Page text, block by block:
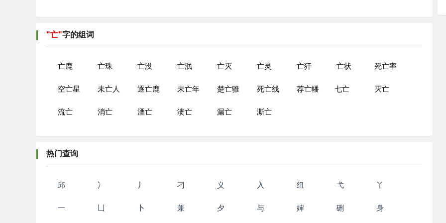
"亡"字的组词
亡鹿 亡珠 亡没 亡泯 亡灭 亡灵 亡犴 亡状 死亡率
空亡星 未亡人 逐亡鹿 未亡年 楚亡骓 死亡线 荐亡幡 七亡 灭亡
流亡 消亡 湮亡 溃亡 漏亡 澌亡
热门查询
邱 冫 丿 刁 义 入 纽 弋 丫
一 卜 兼 夕 与 婶 硎 身